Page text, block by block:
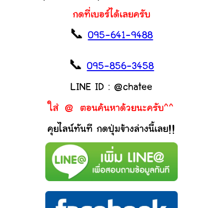
กดที่เบอร์ได้เลยครับ
📞095-641-9488
📞095-856-3458
LINE ID : @chatee
ใส่ @ ตอนค้นหาด้วยนะครับ^^
คุยไลน์ทันที กดปุ่มข้างล่างนี้เลย!!